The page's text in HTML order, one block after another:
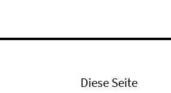
Diese Seite